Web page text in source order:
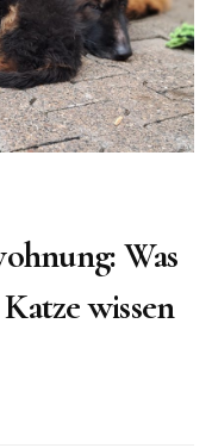
Was
wissen